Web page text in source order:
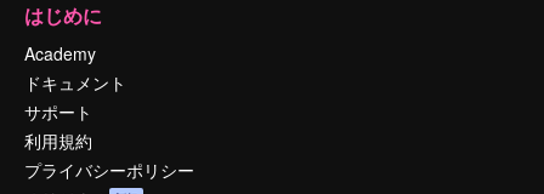
はじめに
Academy
ドキュメント
サポート
利用規約
プライバシーポリシー